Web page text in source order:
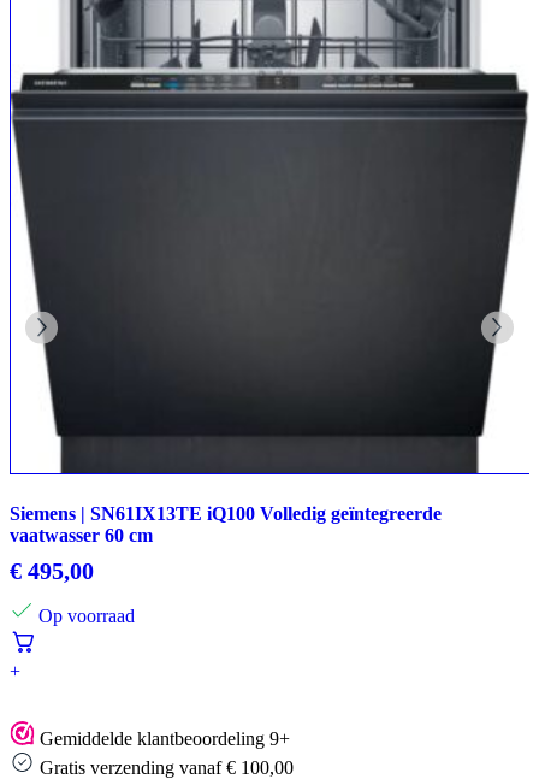
Siemens | SN61IX13TE iQ100 Volledig geïntegreerde
vaatwasser 60 cm
€ 495,00
Op voorraad
+
Gemiddelde klantbeoordeling 9+
Gratis verzending vanaf € 100,00